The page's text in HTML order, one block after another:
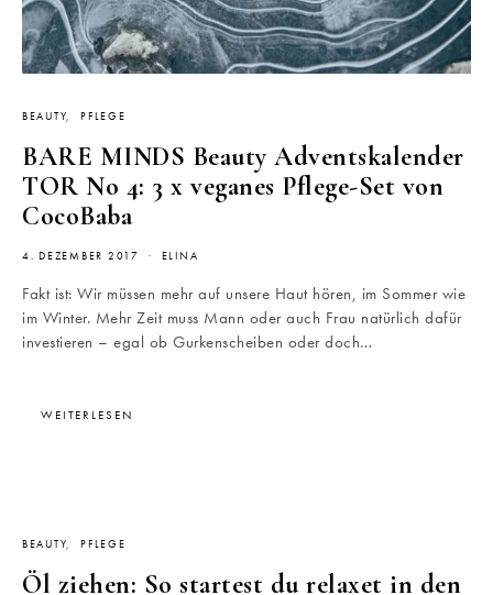
BEAUTY PFLEGE
BARE MINDS Beauty Adventskalender
TOR No 4: 3 x veganes Pflege-Set von
CocoBaba
4. DEZEMBER 2017 ELINA
Fakt ist: Wir müssen mehr auf unsere Haut hören, im Sommer wie
im Winter. Mehr Zeit muss Mann oder auch Frau natürlich dafür
investieren – egal ob Gurkenscheiben oder doch…
WEITERLESEN
BEAUTY PFLEGE
Öl ziehen: So startest du relaxet in den